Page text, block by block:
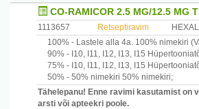
CO-RAMICOR 2.5 MG/12.5 MG
1113657 Retseptiravim
100% - Lastele alla 4a. 100% nimekiri
90% - I10, I11, I12, I13, I15
75% - I10, I11, I12, I13, I15
50% - 50% nimekiri 50% nimekiri;
Tähelepanu! Enne ravimi kasutamist on
arsti või apteekri poole.